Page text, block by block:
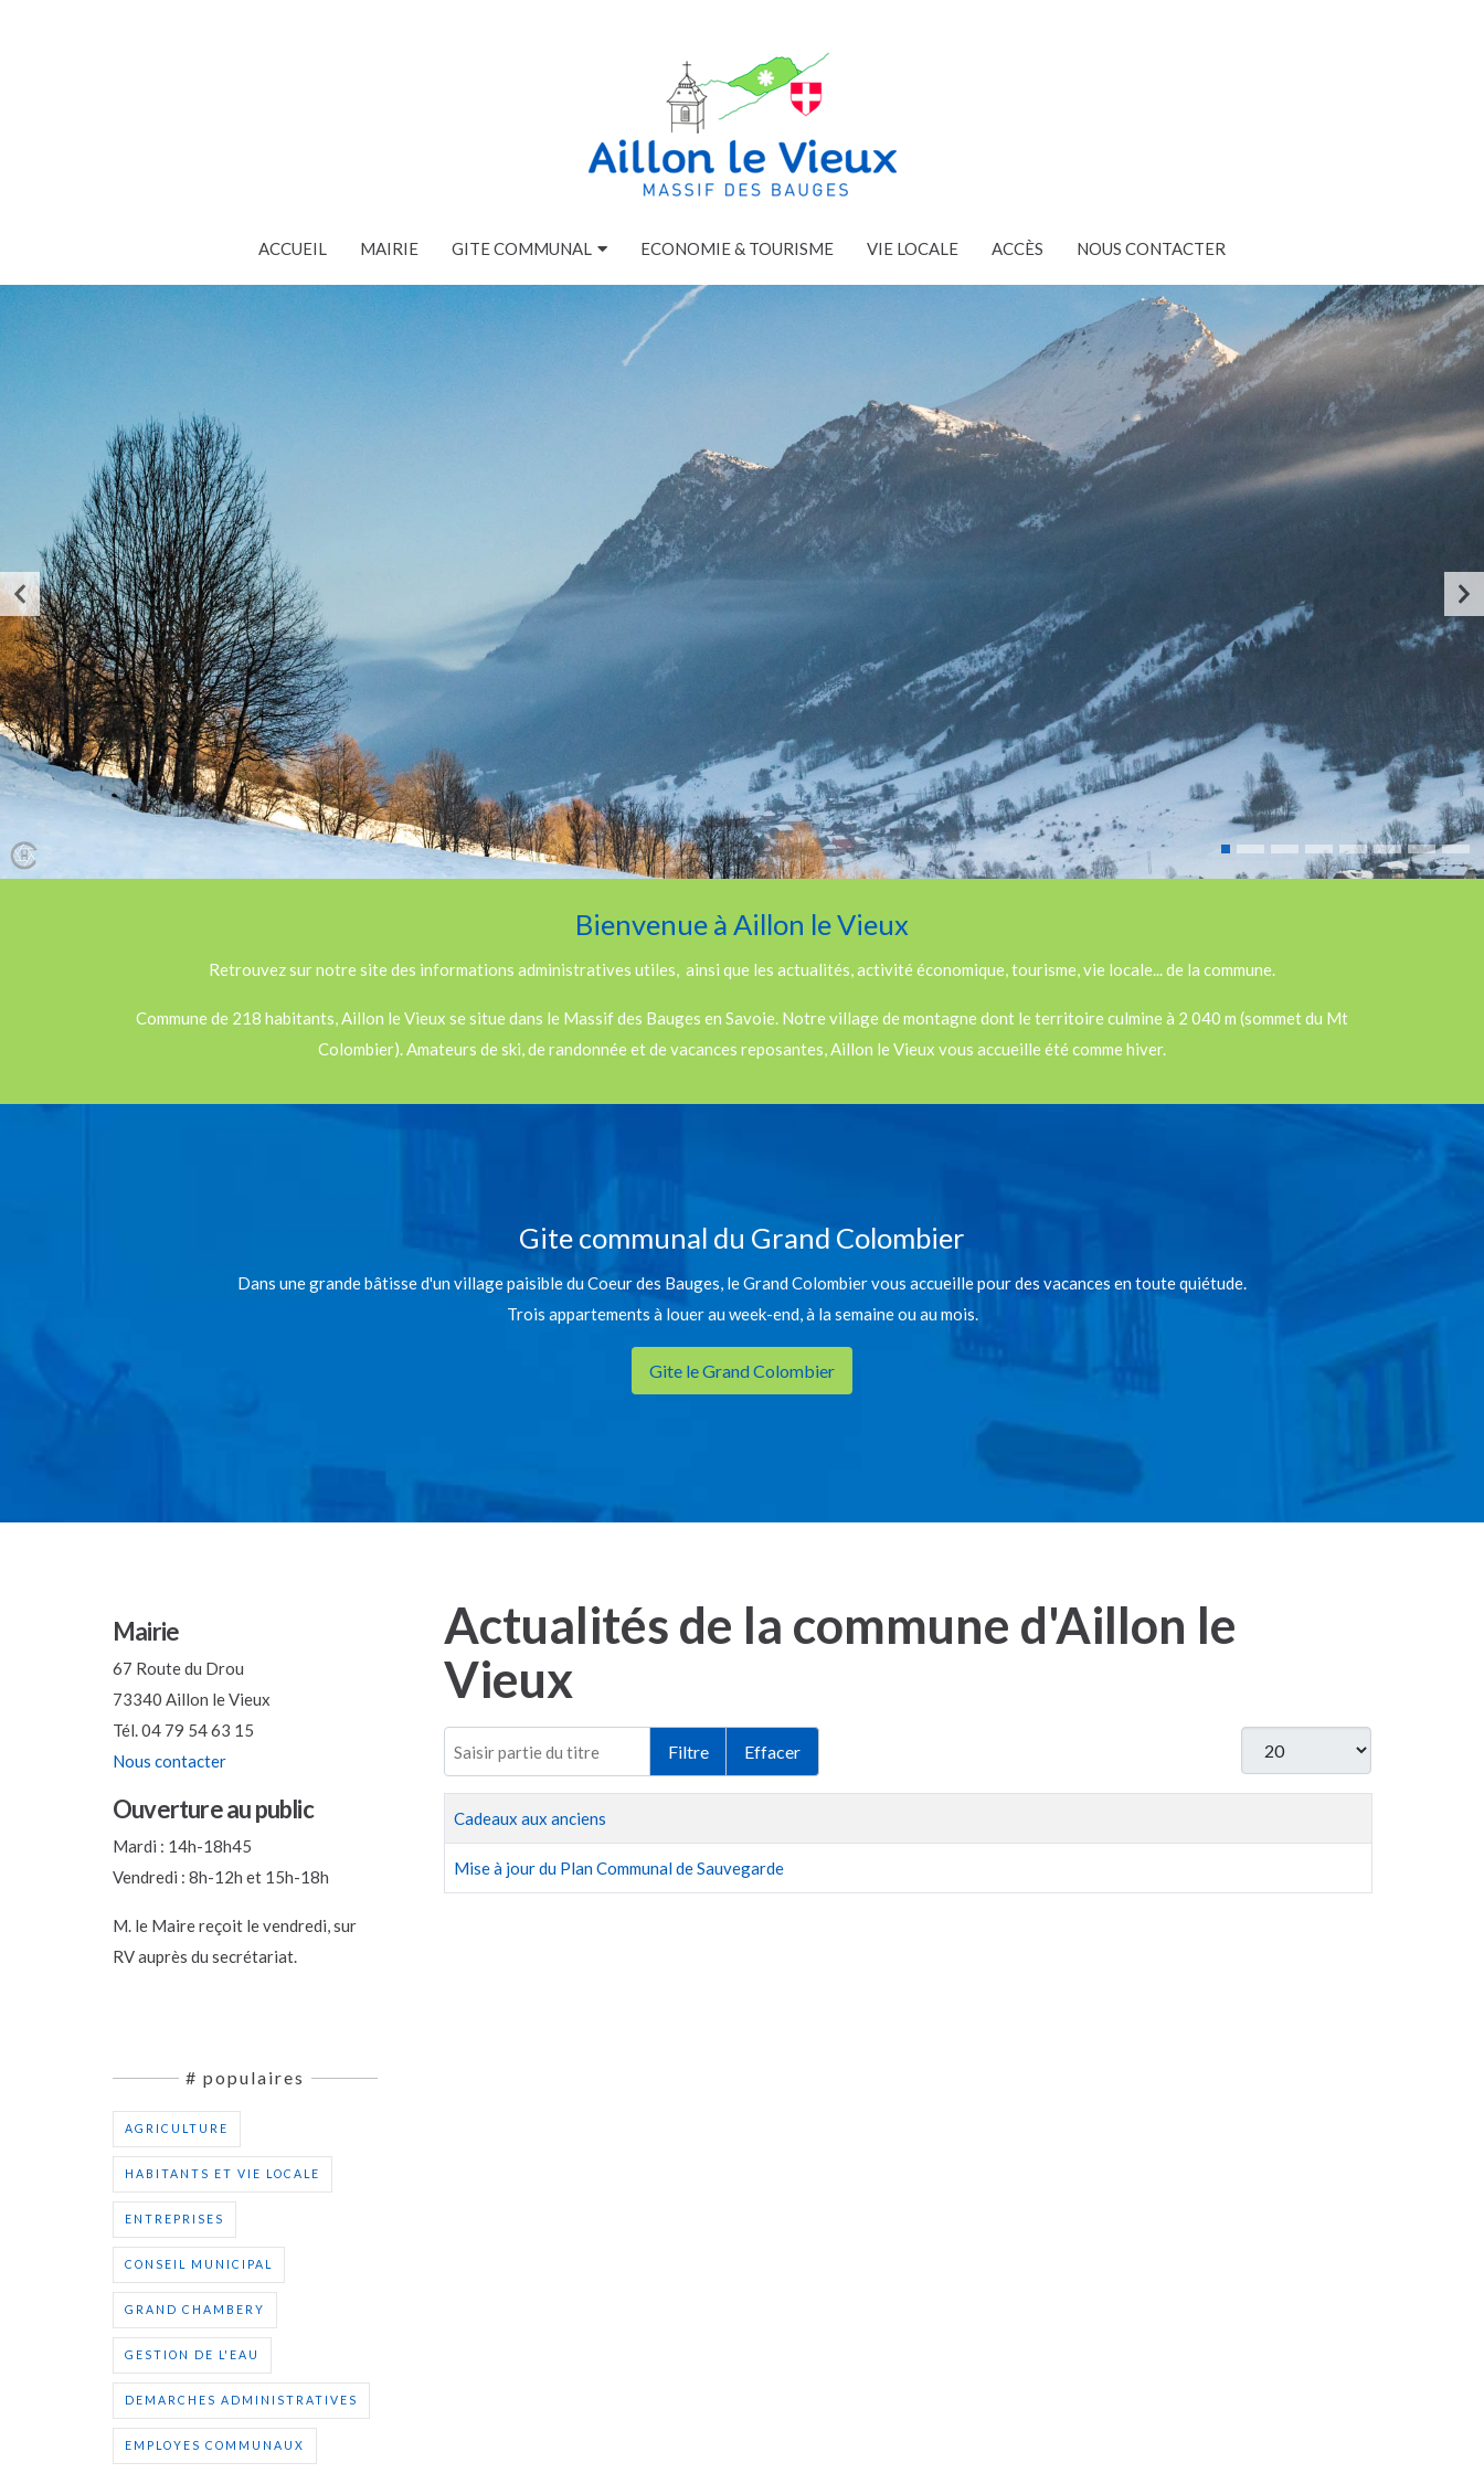
ACCUEIL MAIRIE GITE COMMUNAL ECONOMIE & TOURISME VIE LOCALE ACCÈS NOUS CONTACTER
Bienvenue à Aillon le Vieux
Retrouvez sur notre site des informations administratives utiles, ainsi que les actualités, activité économique, tourisme, vie locale... de la commune.
Commune de 218 habitants, Aillon le Vieux se situe dans le Massif des Bauges en Savoie. Notre village de montagne dont le territoire culmine à 2 040 m (sommet du Mt
Colombier). Amateurs de ski, de randonnée et de vacances reposantes, Aillon le Vieux vous accueille été comme hiver.
Gite communal du Grand Colombier
Dans une grande bâtisse d'un village paisible du Coeur des Bauges, le Grand Colombier vous accueille pour des vacances en toute quiétude.
Trois appartements à louer au week-end, à la semaine ou au mois.
Gite le Grand Colombier
Mairie
67 Route du Drou
73340 Aillon le Vieux
Tél. 04 79 54 63 15
Nous contacter
Ouverture au public
Mardi : 14h-18h45
Vendredi : 8h-12h et 15h-18h
M. le Maire reçoit le vendredi, sur
RV auprès du secrétariat.
# populaires
AGRICULTURE
HABITANTS ET VIE LOCALE
ENTREPRISES
CONSEIL MUNICIPAL
GRAND CHAMBERY
GESTION DE L'EAU
DEMARCHES ADMINISTRATIVES
EMPLOYES COMMUNAUX
Actualités de la commune d'Aillon le
Vieux
Filtre Effacer Afficher #
Titre
Cadeaux aux anciens
Mise à jour du Plan Communal de Sauvegarde